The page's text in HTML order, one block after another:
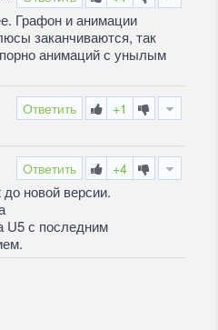
Графон и анимации
заканчиваются, так
анимаций с унылым
Ответить +1
Ответить +4
новой версии.
U5 с последним